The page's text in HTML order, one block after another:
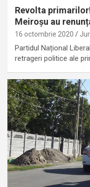
Revolta
Meiroșu au
16 octombrie 2020
Partidul Național
retrageri politice ale